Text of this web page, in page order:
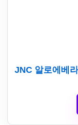
JNC 알로에베